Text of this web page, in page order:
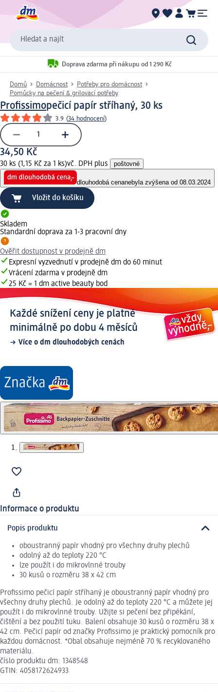
Hledat a najít
Doprava zdarma při nákupu od 1 290 Kč
Domů Domácnost
Potřeby pro domácnost
Pomůcky na pečení & grilovací potřeby
Profissimopečicí papír stříhaný, 30 ks
3.9 (34 hodnocení)
34,50 Kč
30 ks (1,15 Kč za 1 ks)vč. DPH plus poštovné
dlouhodobá cenanebyla zvýšena od 08.03.2024
Vložit do košíku
Skladem
Standardní doprava za 1-3 pracovní dny
Ověřit dostupnost v prodejně dm
Expresní vyzvednutí v prodejně dm do 60 minut
Vrácení zdarma v prodejně dm
25 Kč = 1 dm active beauty bod
Každé snížení ceny je platné
minimálně po dobu 4 měsíců
Více o dm dlouhodobých cenách
Informace o produktu
Popis produktu
oboustranný papír vhodný pro všechny druhy plechů
odolný až do teploty 220 °C
lze použít i do mikrovlnné trouby
30 kusů o rozměru 38 x 42 cm
Profissimo pečicí papír stříhaný je oboustranný papír vhodný pro
všechny druhy plechů. Je odolný až do teploty 220 °C a můžete jej
použít i do mikrovlnné trouby. Užijte si pečení bez připékání,
čištění a bez použití tuku. Balení obsahuje 30 kusů o rozměru 38 x
42 cm. Pečicí papír od značky Profissimo je praktický pomocník pro
každou domácnost. *Obal obsahuje nejméně 70 % recyklovaného
materiálu.
číslo produktu dm: 1348548
GTIN: 4058172624933